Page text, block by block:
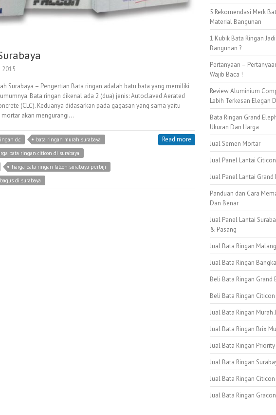
2015
Surabaya – Pengertian Bata ringan adalah batu bata yang memiliki
Bata ringan dikenal ada 2 (dua) jenis: Autoclaved Aerated
(CLC). Keduanya didasarkan pada gagasan yang sama yaitu
akan mengurangi…
clc
bata ringan murah surabaya
bata ringan citicon di surabaya
harga bata ringan falcon surabaya perbiji
di surabaya
Read more
5 Rekomendasi Merk
Material Bangunan
1 Kubik Bata Ringan
Bangunan ?
Pertanyaan –
Wajib Baca !
Review Aluminium
Lebih Terkesan Elegan
Bata Ringan Grand
Ukuran Dan Harga
Jual Semen Mortar
Jual Panel Lantai
Jual Panel Lantai
Panduan dan Cara
Dan Benar
Jual Panel Lantai
& Pasang
Jual Bata Ringan
Jual Bata Ringan
Beli Bata Ringan Grand
Beli Bata Ringan
Jual Bata Ringan Murah
Jual Bata Ringan Brix
Jual Bata Ringan
Jual Bata Ringan
Jual Bata Ringan
Jual Bata Ringan